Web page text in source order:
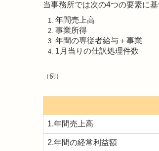
当事務所では次の4つの要素に
年間売上高
事業所得
年間の専従者給与＋事業
1月当りの仕訳処理件数
（例）
1.年間売上高
2.年間の経常利益額